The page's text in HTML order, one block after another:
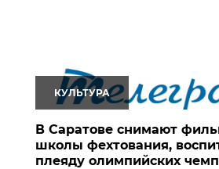
КУЛЬТУРА
В Саратове снимают
школы фехтования,
плеяду олимпийских